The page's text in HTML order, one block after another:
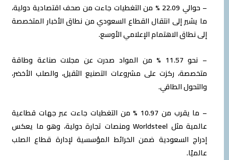
– حوالي 22.09 % من التغطيات جاءت من صحف اقتصادية دولية،
ما يشير إلى انتقال القطاع السعودي من نطاق الأخبار المتخصصة
إلى نطاق الاهتمام الإعلامي الأوسع.
– نحو 11.57 % من المواد صدرت عن مجلات صناعة وطاقة
متخصصة، ركزت على مشروعات التصنيع الثقيل، والصلب الأخضر،
والتحول الطاقي.
– ما يقرب من 10.97 % من التغطيات جاءت عبر جهات قطاعية
عالمية مثل Worldsteel ومنصات تجارة دولية، وهو ما يعكس
إدراج السعودية ضمن الخرائط المؤسسية لإدارة قطاع الصلب
عالميًا.